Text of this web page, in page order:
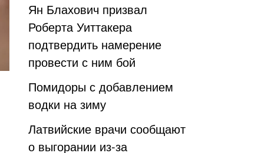
Ян Блахович призвал
Роберта Уиттакера
подтвердить намерение
провести с ним бой
Помидоры с добавлением
водки на зиму
Латвийские врачи сообщают
о выгорании из-за